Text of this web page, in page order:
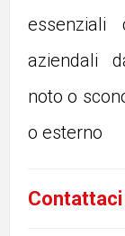
essenziali
aziendali
noto o
o esterno
Contattaci